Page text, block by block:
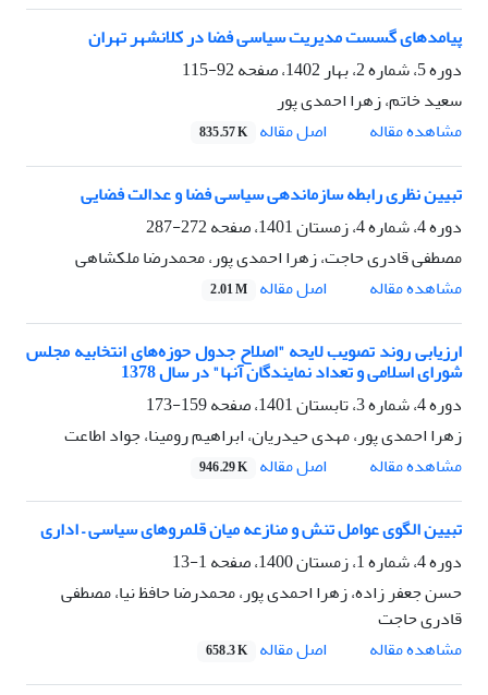
پیامدهای گسست مدیریت سیاسی فضا در کلانشهر تهران
دوره 5، شماره 2، بهار 1402، صفحه
92-115
سعید خاتم، زهرا احمدی پور
مشاهده مقاله
اصل مقاله 835.57 K
تبیین نظری رابطه سازماندهی سیاسی فضا و عدالت فضایی
دوره 4، شماره 4، زمستان 1401، صفحه
272-287
مصطفی قادری حاجت، زهرا احمدی پور، محمدرضا ملکشاهی
مشاهده مقاله
اصل مقاله 2.01 M
ارزیابی روند تصویب لایحه "اصلاح جدول حوزه‌های انتخابیه مجلس
شورای اسلامی و تعداد نمایندگان آنها" در سال 1378
دوره 4، شماره 3، تابستان 1401، صفحه
159-173
زهرا احمدی پور، مهدی حیدریان، ابراهیم رومینا، جواد اطاعت
مشاهده مقاله
اصل مقاله 946.29 K
تبیین الگوی عوامل تنش و منازعه میان قلمروهای سیاسی – اداری
دوره 4، شماره 1، زمستان 1400، صفحه
1-13
حسن جعفر زاده، زهرا احمدی پور، محمدرضا حافظ نیا، مصطفی
قادری حاجت
مشاهده مقاله
اصل مقاله 658.3 K